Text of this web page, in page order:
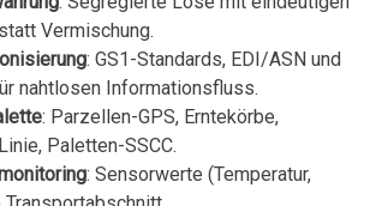
Vermischung.
: GS1-Standards, EDI/ASN und
nahtlosen Informationsfluss.
: Parzellen-GPS, Erntekörbe,
Paletten-SSCC.
: Sensorwerte (Temperatur,